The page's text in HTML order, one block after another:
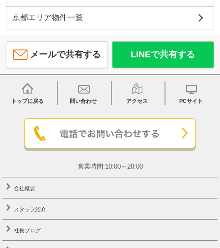
京都エリア物件一覧
メールで共有する LINEで共有する
トップに戻る 問い合わせ アクセス PCサイト
営業時間:10:00～20:00
会社概要
スタッフ紹介
社長ブログ